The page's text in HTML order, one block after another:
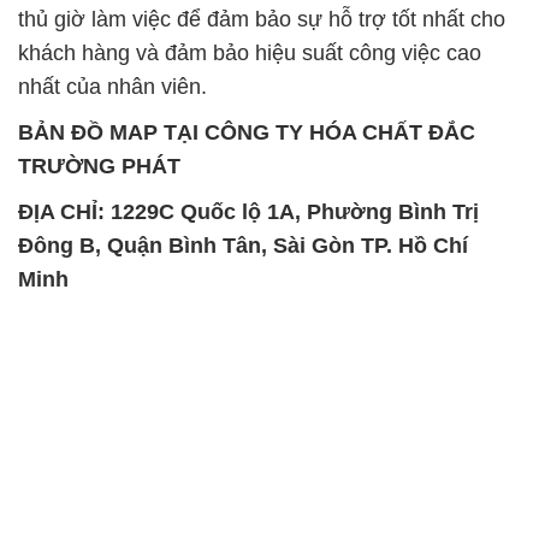
thủ giờ làm việc để đảm bảo sự hỗ trợ tốt nhất cho
khách hàng và đảm bảo hiệu suất công việc cao
nhất của nhân viên.
BẢN ĐỒ MAP TẠI CÔNG TY HÓA CHẤT ĐẮC
TRƯỜNG PHÁT
ĐỊA CHỈ: 1229C Quốc lộ 1A, Phường Bình Trị
Đông B, Quận Bình Tân, Sài Gòn TP. Hồ Chí
Minh